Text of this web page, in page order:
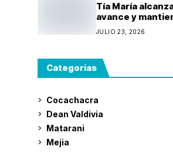
Tía María
avance y
de iniciar
durante 2027
JULIO 23, 2026
Categorias
Cocachacra
Dean Valdivia
Matarani
Mejia